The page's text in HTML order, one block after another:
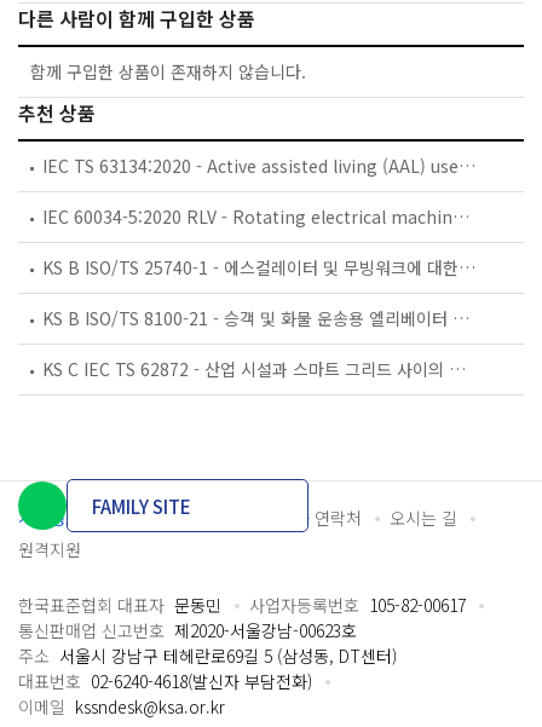
다른 사람이 함께 구입한 상품
함께 구입한 상품이 존재하지 않습니다.
추천 상품
IEC TS 63134:2020 - Active assisted living (AAL) use cases
IEC 60034-5:2020 RLV - Rotating electrical machines - Part 5: Degrees of protection provided by the integral design of rotating electrical machines (IP code) - Classification
KS B ISO/TS 25740-1 - 에스컬레이터 및 무빙워크에 대한 안전요건 — 제1부: 세계공통 필수 안전요건(GESRs)
KS B ISO/TS 8100-21 - 승객 및 화물 운송용 엘리베이터 —제21부: 세계공통 필수안전요건(GESRs)을 충족하는 세계공통 안전 파라미터(GSPs)
KS C IEC TS 62872 - 산업 시설과 스마트 그리드 사이의 산업 공정 측정, 제어 및 자동화 시스템 인터페이스
개인정보처리방침 이용약관 담당자 연락처
오시는 길
원격지원
FAMILY SITE
한국표준협회 대표자 문동민 사업자등록번호 105-82-00617
통신판매업 신고번호 제2020-서울강남-00623호
주소 서울시 강남구 테헤란로69길 5 (삼성동, DT센터)
대표번호 02-6240-4618(발신자 부담전화)
이메일 kssndesk@ksa.or.kr